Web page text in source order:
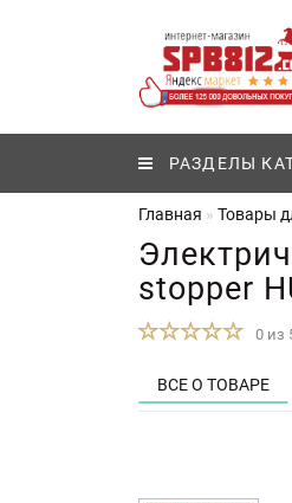
РАЗДЕЛЫ
Главная Товары
stopper
0 из
ВСЕ О ТОВАРЕ